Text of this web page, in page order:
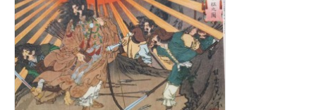
電子
版
會
の
お
知
ら
せ
（仙
臺
市）
は